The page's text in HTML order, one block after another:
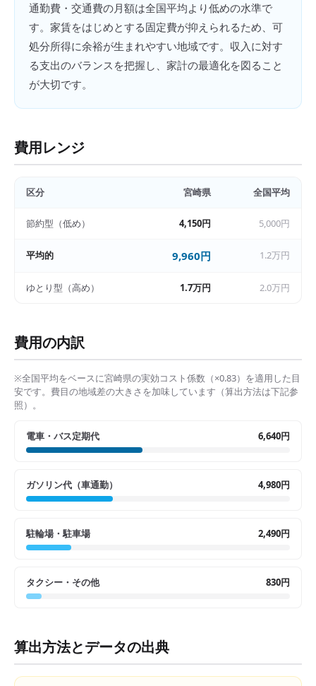
通勤費・交通費の月額は全国平均より低めの水準で
す。家賃をはじめとする固定費が抑えられるため、可
処分所得に余裕が生まれやすい地域です。収入に対す
る支出のバランスを把握し、家計の最適化を図ること
が大切です。
費用レンジ
区分 宮崎県 全国平均
節約型（低め） 4,150円 5,000円
平均的 9,960円 1.2万円
ゆとり型（高め） 1.7万円 2.0万円
費用の内訳
※全国平均をベースに宮崎県の実効コスト係数（×0.83）を適用した目
安です。費目の地域差の大きさを加味しています（算出方法は下記参
照）。
電車・バス定期代 6,640円
ガソリン代（車通勤） 4,980円
駐輪場・駐車場 2,490円
タクシー・その他 830円
算出方法とデータの出典